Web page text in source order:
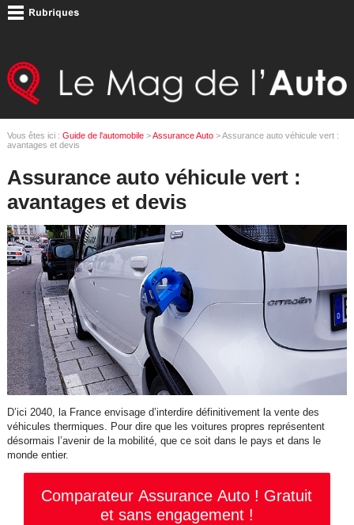
Vous êtes ici : Guide de l'automobile>Assurance Auto> Assurance auto véhicule vert :
avantages et devis
Assurance auto véhicule vert :
avantages et devis
D’ici 2040, la France envisage d’interdire définitivement la vente des
véhicules thermiques. Pour dire que les voitures propres représentent
désormais l’avenir de la mobilité, que ce soit dans le pays et dans le
monde entier.
Comparateur Assurance Auto ! Gratuit
et sans engagement !